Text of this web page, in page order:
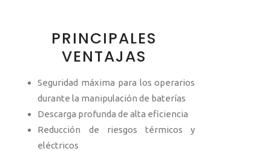
PRINCIPALES
VENTAJAS
Seguridad máxima para los operarios
durante la manipulación de baterías
Descarga profunda de alta eficiencia
Reducción de riesgos térmicos y
eléctricos